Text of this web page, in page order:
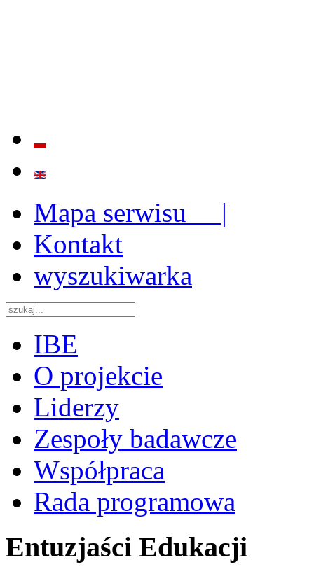
Mapa serwisu |
Kontakt
wyszukiwarka
IBE
O projekcie
Liderzy
Zespoły badawcze
Współpraca
Rada programowa
Entuzjaści Edukacji